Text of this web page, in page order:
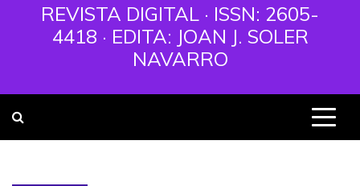
REVISTA DIGITAL · ISSN: 2605-
4418 · EDITA: JOAN J. SOLER
NAVARRO